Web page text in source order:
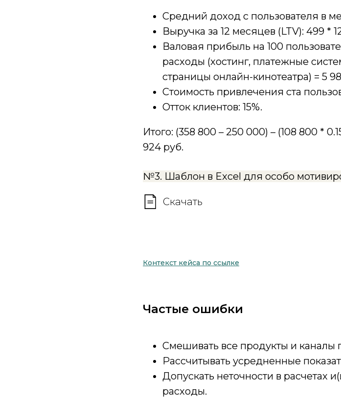
Средний доход с пользователя в
Выручка за 12 месяцев (LTV): 499 *
Валовая прибыль на 100
расходы (хостинг, платежные
страницы онлайн-кинотеатра) = 5
Стоимость привлечения ста
Отток клиентов: 15%.
Итого: (358 800 – 250 000) – (108 800 *
924 руб.
№3. Шаблон в Excel для особо
Скачать
Контекст кейса по ссылке
Частые ошибки
Смешивать все продукты и каналы
Рассчитывать усредненные
Допускать неточности в расчетах
расходы.